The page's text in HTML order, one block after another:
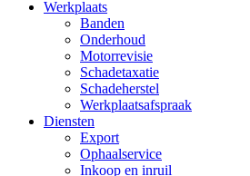
Werkplaats
Banden
Onderhoud
Motorrevisie
Schadetaxatie
Schadeherstel
Werkplaatsafspraak
Diensten
Export
Ophaalservice
Inkoop en inruil